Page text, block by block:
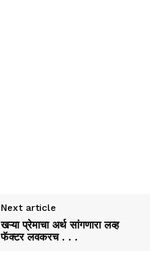
Next article
खऱ्या प्रेमाचा अर्थ सांगणारा लव्ह
फॅक्टर लवकरच . . .